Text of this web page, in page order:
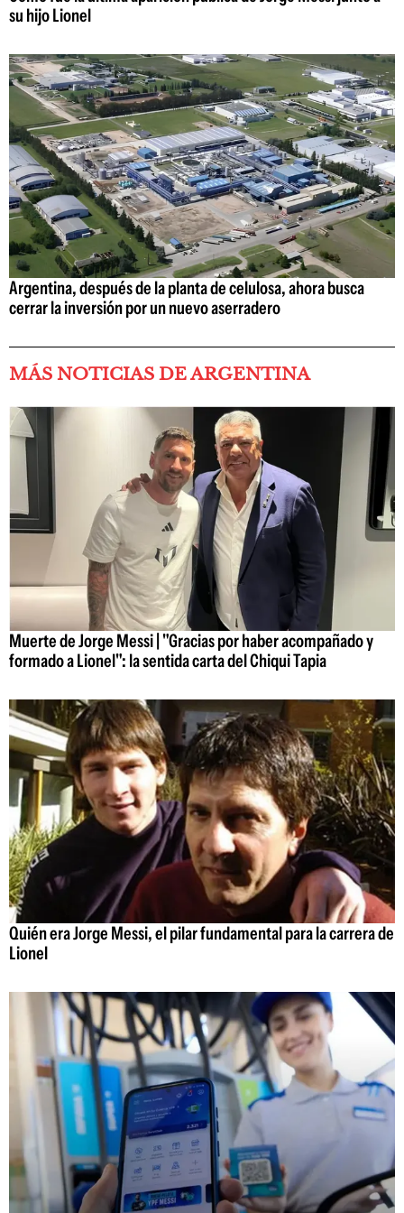
su hijo Lionel
Argentina, después de la planta de celulosa, ahora busca
cerrar la inversión por un nuevo aserradero
MÁS NOTICIAS DE ARGENTINA
Muerte de Jorge Messi | "Gracias por haber acompañado y
formado a Lionel": la sentida carta del Chiqui Tapia
Quién era Jorge Messi, el pilar fundamental para la carrera de
Lionel